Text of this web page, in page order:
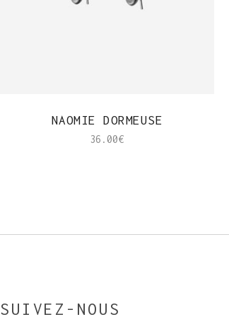
NAOMIE DORMEUSE
36.00€
SUIVEZ-NOUS